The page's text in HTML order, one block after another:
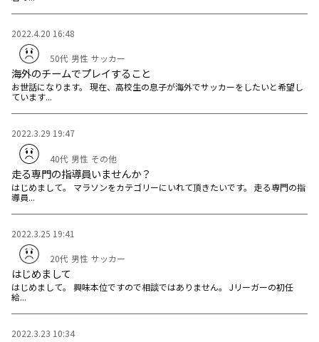
2022.4.20 16:48
50代 男性 サッカー
海外のチームでプレイすること
お世話になります。 現在、高校生の息子が海外でサッカーをしたいと希望し
ています...
2022.3.29 19:47
40代 男性 その他
走る専門の指導員いませんか？
はじめまして。 マラソンをカテゴリーにいれて頂きたいです。 走る専門の指
導員...
2022.3.25 19:41
20代 男性 サッカー
はじめまして
はじめまして。 興味本位ですので相談ではありません。 Jリーガーの初任
給...
2022.3.23 10:34